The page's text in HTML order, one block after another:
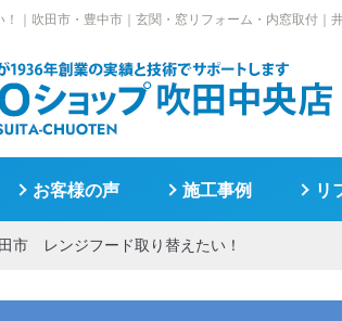
｜ 吹田市・豊中市｜玄関・窓リフォーム・内窓取付｜
市 レンジフード取り替えたい！
お客様の声 施工事例 リ